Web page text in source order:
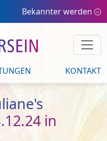
Bekannter werden
KONTAKT
in